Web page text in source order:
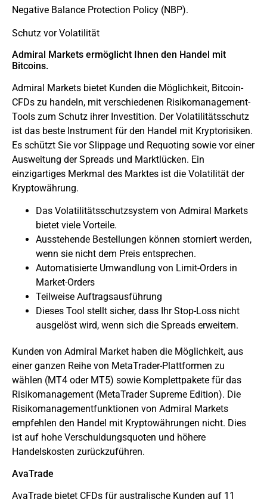
Negative Balance Protection Policy (NBP).
Schutz vor Volatilität
Admiral Markets ermöglicht Ihnen den Handel mit
Bitcoins.
Admiral Markets bietet Kunden die Möglichkeit, Bitcoin-
CFDs zu handeln, mit verschiedenen Risikomanagement-
Tools zum Schutz ihrer Investition. Der Volatilitätsschutz
ist das beste Instrument für den Handel mit Kryptorisiken.
Es schützt Sie vor Slippage und Requoting sowie vor einer
Ausweitung der Spreads und Marktlücken. Ein
einzigartiges Merkmal des Marktes ist die Volatilität der
Kryptowährung.
Das Volatilitätsschutzsystem von Admiral Markets
bietet viele Vorteile.
Ausstehende Bestellungen können storniert werden,
wenn sie nicht dem Preis entsprechen.
Automatisierte Umwandlung von Limit-Orders in
Market-Orders
Teilweise Auftragsausführung
Dieses Tool stellt sicher, dass Ihr Stop-Loss nicht
ausgelöst wird, wenn sich die Spreads erweitern.
Kunden von Admiral Market haben die Möglichkeit, aus
einer ganzen Reihe von MetaTrader-Plattformen zu
wählen (MT4 oder MT5) sowie Komplettpakete für das
Risikomanagement (MetaTrader Supreme Edition). Die
Risikomanagementfunktionen von Admiral Markets
empfehlen den Handel mit Kryptowährungen nicht. Dies
ist auf hohe Verschuldungsquoten und höhere
Handelskosten zurückzuführen.
AvaTrade
AvaTrade bietet CFDs für australische Kunden auf 11